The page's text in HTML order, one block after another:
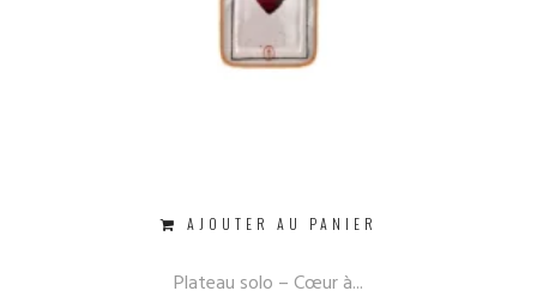
AJOUTER AU PANIER
Plateau solo – Cœur à...